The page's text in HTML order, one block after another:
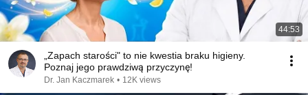
44:53
„Zapach starości" to nie kwestia braku higieny.
Poznaj jego prawdziwą przyczynę!
Dr. Jan Kaczmarek • 12K views